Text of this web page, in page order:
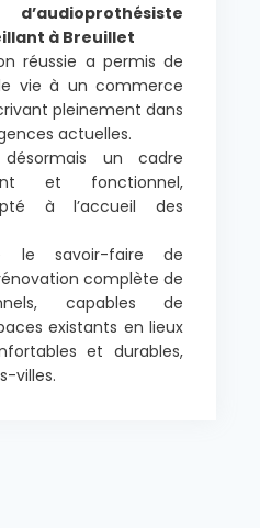
à Breuillet
réussie a permis de
vie à un commerce
pleinement dans
actuelles.
un cadre
et fonctionnel,
à l’accueil des
le savoir-faire de
complète de
capables de
existants en lieux
et durables,
villes.